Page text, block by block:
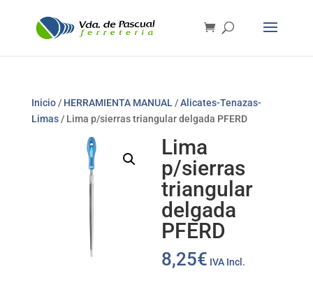
Inicio/ HERRAMIENTA MANUAL /Alicates-Tenazas-
Limas/ Lima p/sierras triangular delgada PFERD
Lima
p/sierras
triangular
delgada
PFERD
8,25€ IVA Incl.